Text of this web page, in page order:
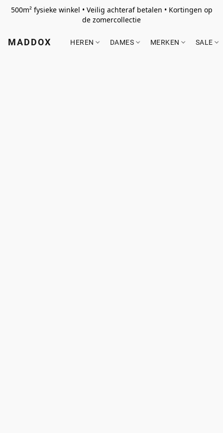
500m² fysieke winkel • Veilig achteraf betalen • Kortingen op
de zomercollectie
MADDOX HEREN DAMES MERKEN SALE